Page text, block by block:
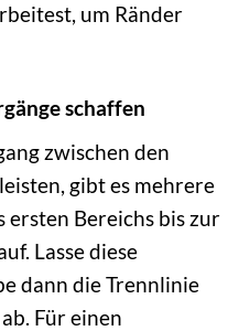
um Ränder
schaffen
zwischen den
gibt es mehrere
ersten Bereichs bis zur
Lasse diese
dann die Trennlinie
Für einen